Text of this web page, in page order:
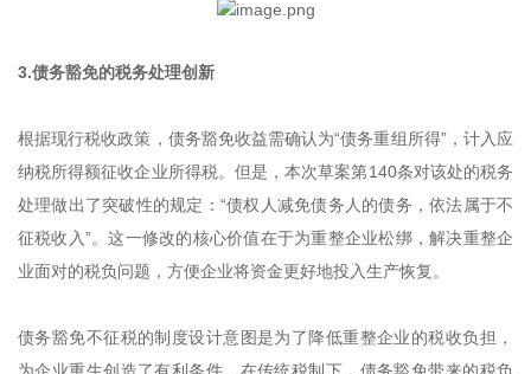
3.债务豁免的税务处理创新
根据现行税收政策，债务豁免收益需确认为“债务重组所得”，计入应
纳税所得额征收企业所得税。但是，本次草案第140条对该处的税务
处理做出了突破性的规定：“债权人减免债务人的债务，依法属于不
征税收入”。这一修改的核心价值在于为重整企业松绑，解决重整企
业面对的税负问题，方便企业将资金更好地投入生产恢复。
债务豁免不征税的制度设计意图是为了降低重整企业的税收负担，
为企业重生创造了有利条件。在传统税制下，债务豁免带来的税负